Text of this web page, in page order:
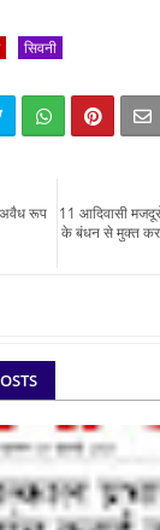
सिवनी
11 आदिवासी
के बंधन से मुक्त
अवैध रूप